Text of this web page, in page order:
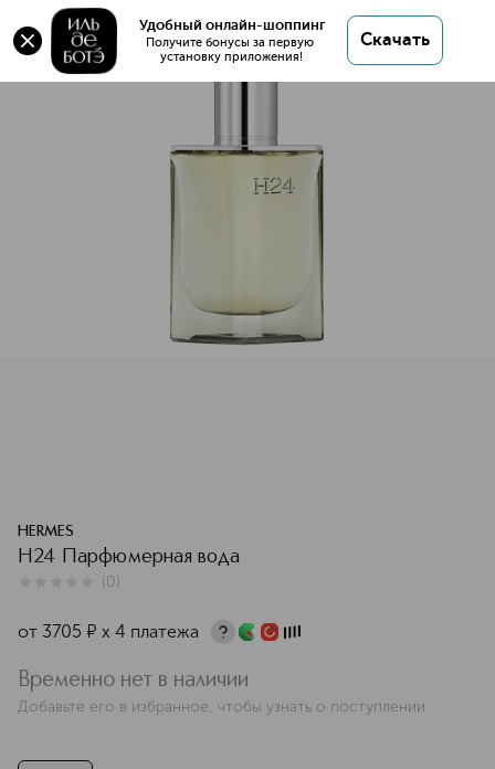
Удобный онлайн-шоппинг
Получите бонусы за первую
установку приложения!
Скачать
H24 Парфюмерная вода
H24 Парфюмерная вода
HERMES
H24 Парфюмерная вода
(0)
от 3705 ¤ х 4 платежа
Временно нет в наличии
Добавьте его в избранное, чтобы узнать о поступлении